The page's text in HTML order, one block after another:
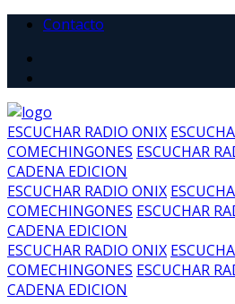
Contacto
ESCUCHAR RADIO ONIX
COMECHINGONES ESCUCHAR
CADENA EDICION
ESCUCHAR RADIO ONIX
COMECHINGONES ESCUCHAR
CADENA EDICION
ESCUCHAR RADIO ONIX
COMECHINGONES ESCUCHAR
CADENA EDICION